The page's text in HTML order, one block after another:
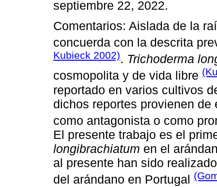
septiembre 22, 2022.
Comentarios: Aislada de la
concuerda con la descrita
Kubieck 2002). Trichoderma
cosmopolita y de vida libre
reportado en varios cultivos
dichos reportes provienen
como antagonista o como
El presente trabajo es el
longibrachiatum en el
al presente han sido
del arándano en Portugal